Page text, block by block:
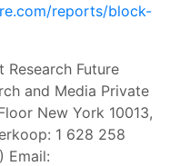
reports/block-
Future
and Media Private
New York 10013,
1 628 258
Email: